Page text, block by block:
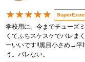
★★★★★
学校用に。今までチューズ
くてふちスケスケでバレま
ーいいです‼️黒目小さめ→平
う。バレない。